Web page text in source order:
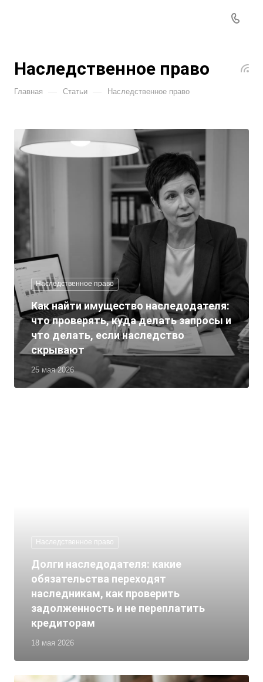
Наследственное право
Главная — Статьи — Наследственное право
Наследственное право
25 мая 2026
Как найти имущество наследодателя:
что проверять, куда делать запросы и
что делать, если наследство
скрывают
Наследственное право
18 мая 2026
Долги наследодателя: какие
обязательства переходят
наследникам, как проверить
задолженность и не переплатить
кредиторам